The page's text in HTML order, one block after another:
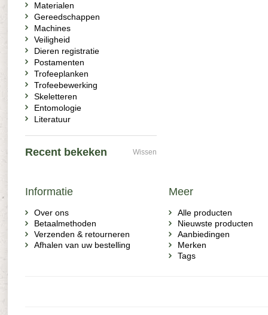
Materialen
Gereedschappen
Machines
Veiligheid
Dieren registratie
Postamenten
Trofeeplanken
Trofeebewerking
Skeletteren
Entomologie
Literatuur
Recent bekeken Wissen
Informatie
Over ons
Betaalmethoden
Verzenden & retourneren
Afhalen van uw bestelling
Meer
Alle producten
Nieuwste producten
Aanbiedingen
Merken
Tags